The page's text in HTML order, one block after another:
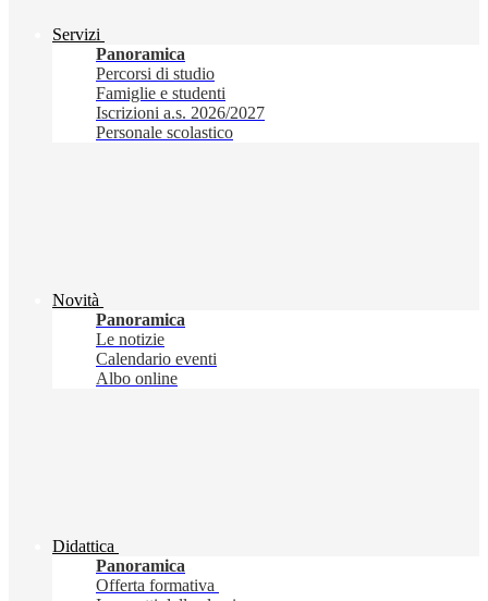
Servizi
Panoramica
Percorsi di studio
Famiglie e studenti
Iscrizioni a.s. 2026/2027
Personale scolastico
Novità
Panoramica
Le notizie
Calendario eventi
Albo online
Didattica
Panoramica
Offerta formativa